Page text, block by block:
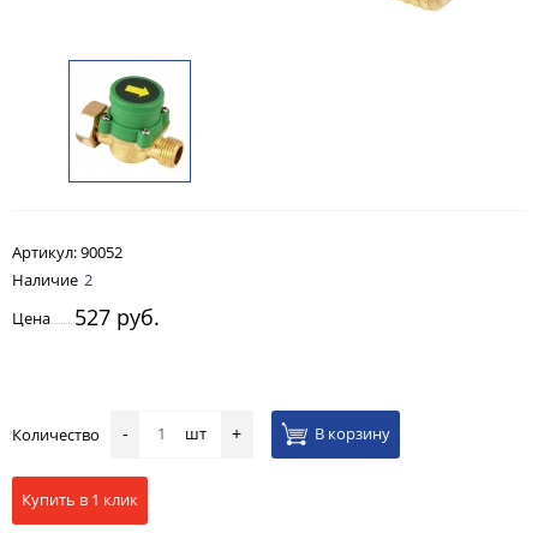
Артикул:90052
Наличие 2
Цена
527 руб.
Количество - шт + В корзину
Купить в 1 клик